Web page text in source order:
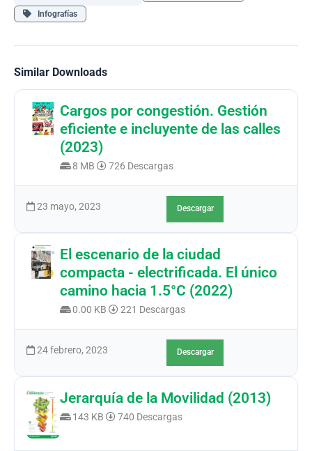
Infografías
Similar Downloads
Cargos por congestión. Gestión
eficiente e incluyente de las calles
(2023)
8 MB 726 Descargas
23 mayo, 2023 Descargar
El escenario de la ciudad
compacta - electrificada. El único
camino hacia 1.5°C (2022)
0.00 KB 221 Descargas
24 febrero, 2023 Descargar
Jerarquía de la Movilidad (2013)
143 KB 740 Descargas